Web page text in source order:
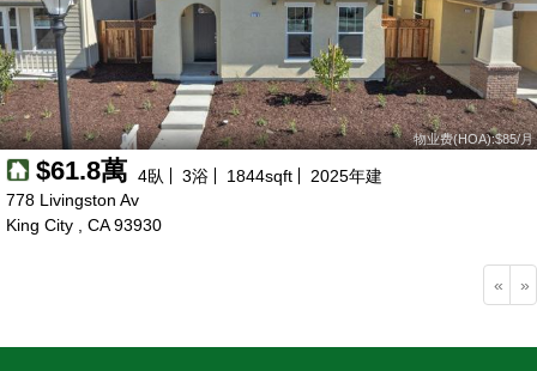
物业费(HOA):$85/月
$61.8萬 4臥 3浴 1844sqft 2025年建
778 Livingston Av
King City , CA 93930
« »